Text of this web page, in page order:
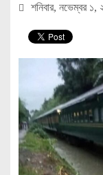
শনিবার, নভেম্বর ১,